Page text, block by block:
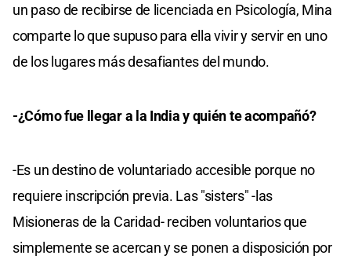
un paso de recibirse de licenciada en Psicología, Mina
comparte lo que supuso para ella vivir y servir en uno
de los lugares más desafiantes del mundo.
-¿Cómo fue llegar a la India y quién te acompañó?
-Es un destino de voluntariado accesible porque no
requiere inscripción previa. Las "sisters" -las
Misioneras de la Caridad- reciben voluntarios que
simplemente se acercan y se ponen a disposición por